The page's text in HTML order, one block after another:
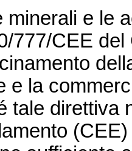
minerali e le
777/CEE del
e la
tale direttiva